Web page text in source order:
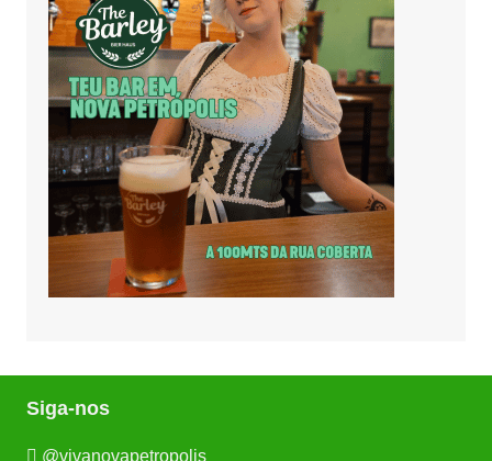
Siga-nos
@vivanovapetropolis